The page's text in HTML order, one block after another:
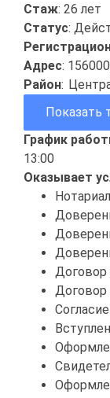
Стаж: 26 лет
Статус:
Адрес:
Район:
Показать
График
13:00
Оказывает
Договор
Договор